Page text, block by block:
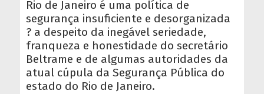
Rio de Janeiro é uma política de
segurança insuficiente e desorganizada
? a despeito da inegável seriedade,
franqueza e honestidade do secretário
Beltrame e de algumas autoridades da
atual cúpula da Segurança Pública do
estado do Rio de Janeiro.